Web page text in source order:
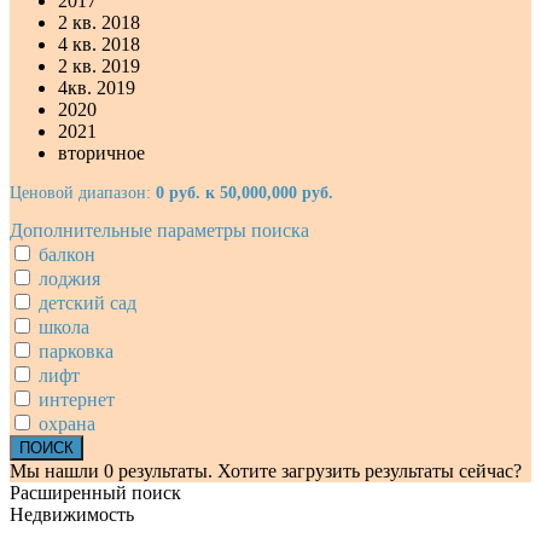
2 кв. 2018
4 кв. 2018
2 кв. 2019
4кв. 2019
2020
2021
вторичное
Ценовой диапазон: 0 руб. к 50,000,000 руб.
Дополнительные параметры поиска
балкон
лоджия
детский сад
школа
парковка
лифт
интернет
охрана
Мы нашли 0 результаты. Хотите загрузить результаты сейчас?
Расширенный поиск
Недвижимость